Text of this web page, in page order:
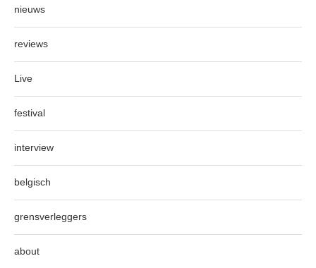
nieuws
reviews
Live
festival
interview
belgisch
grensverleggers
about